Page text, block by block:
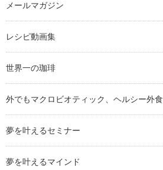
メールマガジン
レシピ動画集
世界一の珈琲
外でもマクロビオティック、ヘルシー外食
夢を叶えるセミナー
夢を叶えるマインド